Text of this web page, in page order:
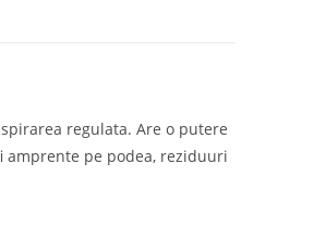
regulata. Are o putere
pe podea, reziduuri